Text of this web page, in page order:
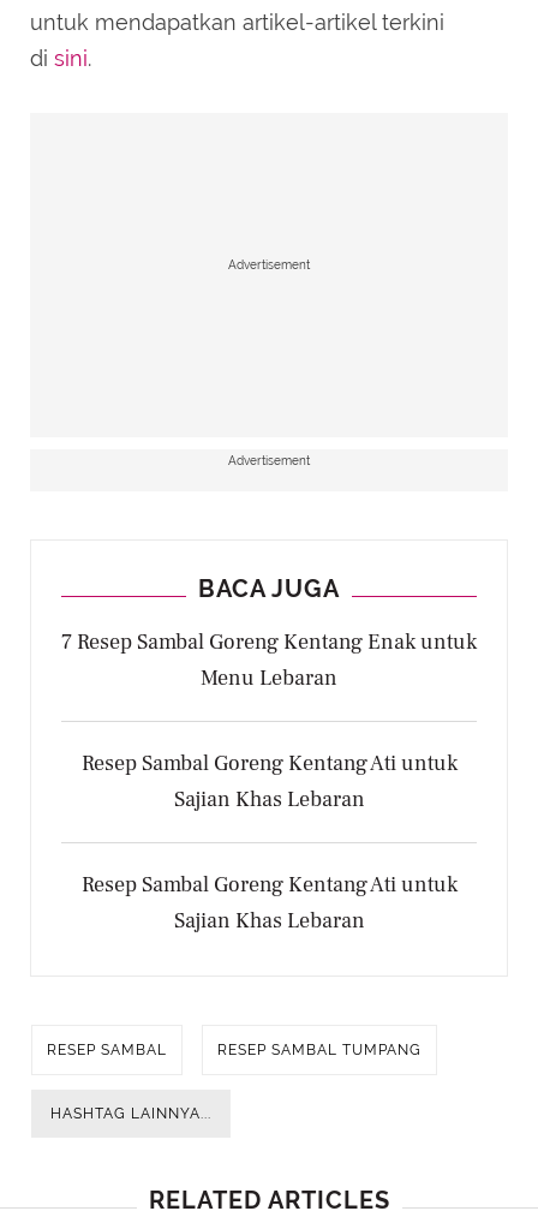
untuk mendapatkan artikel-artikel terkini
di sini.
Advertisement
Advertisement
BACA JUGA
7 Resep Sambal Goreng Kentang Enak untuk
Menu Lebaran
Resep Sambal Goreng Kentang Ati untuk
Sajian Khas Lebaran
Resep Sambal Goreng Kentang Ati untuk
Sajian Khas Lebaran
RESEP SAMBAL RESEP SAMBAL TUMPANG
HASHTAG LAINNYA...
RELATED ARTICLES